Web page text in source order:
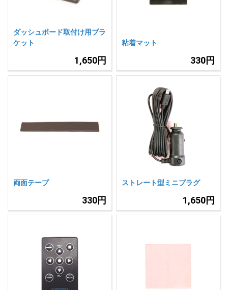
ダッシュボード取付け用ブラ
ケット
1,650円
粘着マット
330円
両面テープ
330円
ストレート型ミニプラグ
1,650円